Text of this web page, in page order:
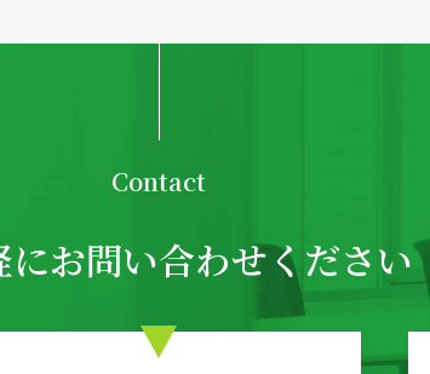
Contact
にお問い合わせください